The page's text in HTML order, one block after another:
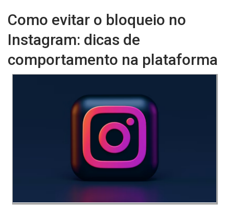
Como evitar o bloqueio no
Instagram: dicas de
comportamento na plataforma